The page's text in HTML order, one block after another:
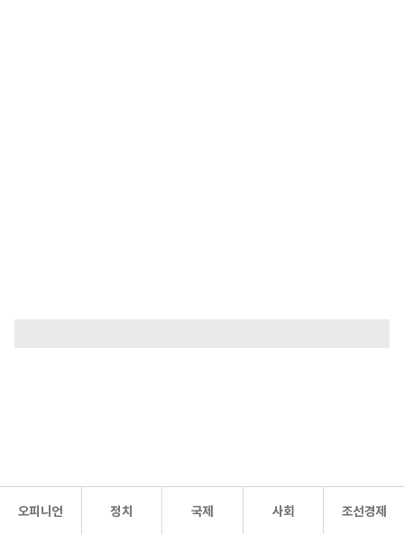
오피니언 정치 국제 사회 조선경제